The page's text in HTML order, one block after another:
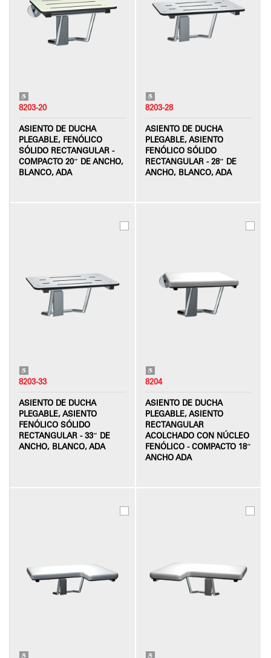
8203-20
ASIENTO DE DUCHA
PLEGABLE, FENÓLICO
SÓLIDO RECTANGULAR -
COMPACTO 20″ DE ANCHO,
BLANCO, ADA
8203-28
ASIENTO DE DUCHA
PLEGABLE, ASIENTO
FENÓLICO SÓLIDO
RECTANGULAR - 28″ DE
ANCHO, BLANCO, ADA
8203-33
ASIENTO DE DUCHA
PLEGABLE, ASIENTO
FENÓLICO SÓLIDO
RECTANGULAR - 33″ DE
ANCHO, BLANCO, ADA
8204
ASIENTO DE DUCHA
PLEGABLE, ASIENTO
RECTANGULAR
ACOLCHADO CON NÚCLEO
FENÓLICO - COMPACTO 18″
ANCHO ADA